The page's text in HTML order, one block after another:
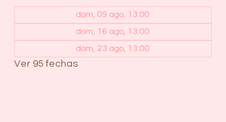
dom, 09 ago, 13:00
dom, 16 ago, 13:00
dom, 23 ago, 13:00
Ver 95 fechas